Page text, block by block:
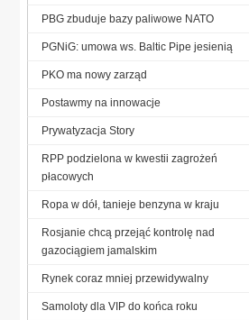
PBG zbuduje bazy paliwowe NATO
PGNiG: umowa ws. Baltic Pipe jesienią
PKO ma nowy zarząd
Postawmy na innowacje
Prywatyzacja Story
RPP podzielona w kwestii zagrożeń
płacowych
Ropa w dół, tanieje benzyna w kraju
Rosjanie chcą przejąć kontrolę nad
gazociągiem jamalskim
Rynek coraz mniej przewidywalny
Samoloty dla VIP do końca roku